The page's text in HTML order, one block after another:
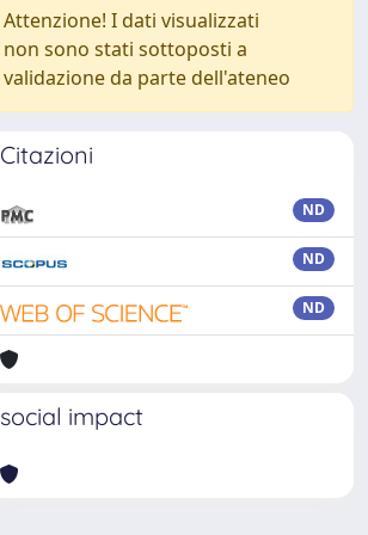
Attenzione! I dati visualizzati
non sono stati sottoposti a
validazione da parte dell'ateneo
Citazioni
ND
ND
ND
social impact